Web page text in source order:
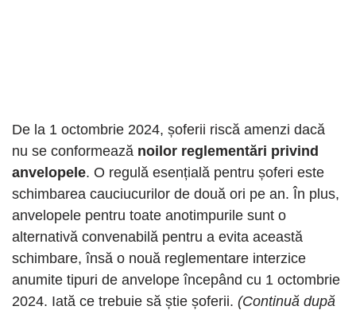
De la 1 octombrie 2024, șoferii riscă amenzi dacă
nu se conformează noilor reglementări privind
anvelopele. O regulă esențială pentru șoferi este
schimbarea cauciucurilor de două ori pe an. În plus,
anvelopele pentru toate anotimpurile sunt o
alternativă convenabilă pentru a evita această
schimbare, însă o nouă reglementare interzice
anumite tipuri de anvelope începând cu 1 octombrie
2024. Iată ce trebuie să știe șoferii. (Continuă după